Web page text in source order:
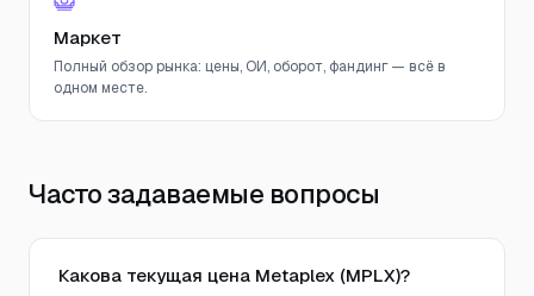
Маркет
Полный обзор рынка: цены, ОИ, оборот, фандинг — всё в
одном месте.
Часто задаваемые вопросы
Какова текущая цена Metaplex (MPLX)?